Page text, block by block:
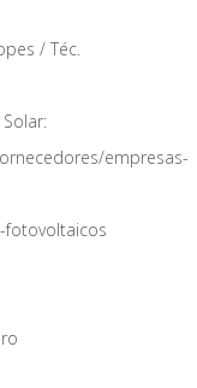
/ Téc.
empresas-
fotovoltaicos